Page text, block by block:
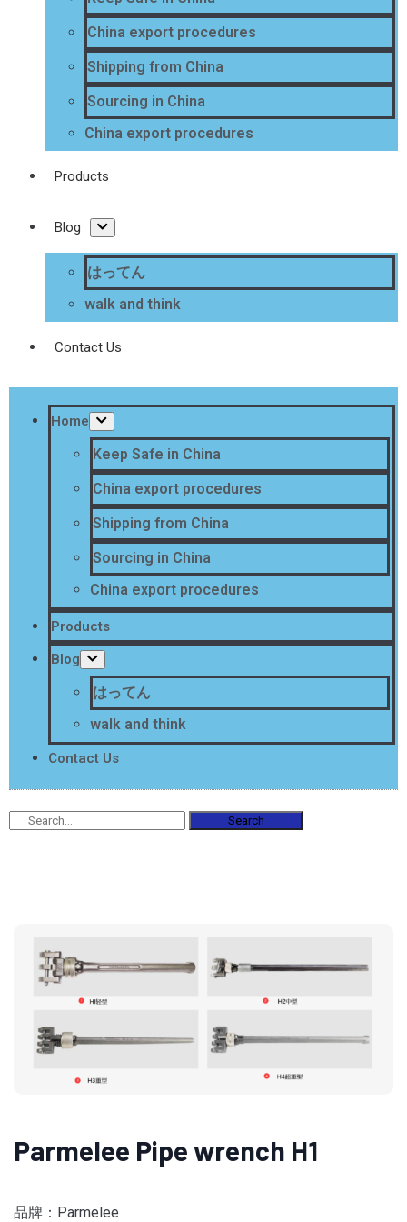
China export procedures
Shipping from China
Sourcing in China
China export procedures
Products
Blog
はってん
walk and think
Contact Us
Home
Keep Safe in China
China export procedures
Shipping from China
Sourcing in China
China export procedures
Products
Blog
はってん
walk and think
Contact Us
Search
Parmelee Pipe wrench H1
品牌：Parmelee